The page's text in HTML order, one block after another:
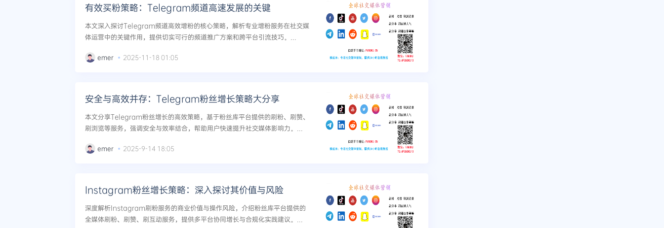
有效买粉策略：Telegram频道高速发展的关键
本文深入探讨Telegram频道高效增粉的核心策略，解析专业增粉服务在社交媒
体运营中的关键作用，提供切实可行的频道推广方案和跨平台引流技巧。...
emer 2025-11-18 01:05
安全与高效并存：Telegram粉丝增长策略大分享
本文分享Telegram粉丝增长的高效策略，基于粉丝库平台提供的刷粉、刷赞、
刷浏览等服务，强调安全与效率结合，帮助用户快速提升社交媒体影响力。...
emer 2025-9-14 18:05
Instagram粉丝增长策略：深入探讨其价值与风险
深度解析Instagram刷粉服务的商业价值与操作风险，介绍粉丝库平台提供的
全媒体刷粉、刷赞、刷互动服务，提供多平台协同增长与合规化实践建议。...